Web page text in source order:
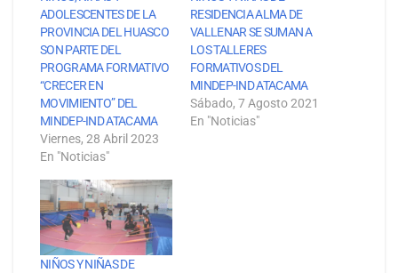
ADOLESCENTES DE LA
PROVINCIA DEL HUASCO
SON PARTE DEL
PROGRAMA FORMATIVO
“CRECER EN
MOVIMIENTO” DEL
MINDEP-IND ATACAMA
Viernes, 28 Abril 2023
En "Noticias"
RESIDENCIA ALMA DE
VALLENAR SE SUMAN A
LOS TALLERES
FORMATIVOS DEL
MINDEP-IND ATACAMA
Sábado, 7 Agosto 2021
En "Noticias"
NIÑOS Y NIÑAS DE